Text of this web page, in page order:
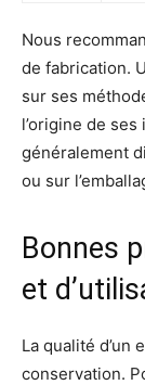
Nous
de fabrication.
sur ses
l’origine de
généralement
ou sur
Bonnes
et
La qualité d’un
conservation.